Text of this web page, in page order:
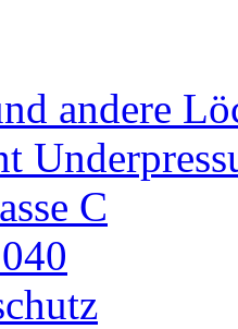
andere
C